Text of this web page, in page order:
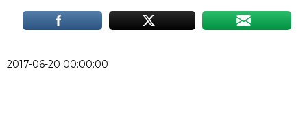
2017-06-20 00:00:00